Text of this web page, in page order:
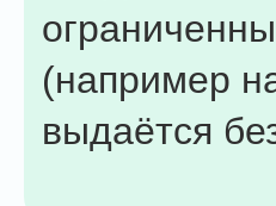
(например
выдаётся